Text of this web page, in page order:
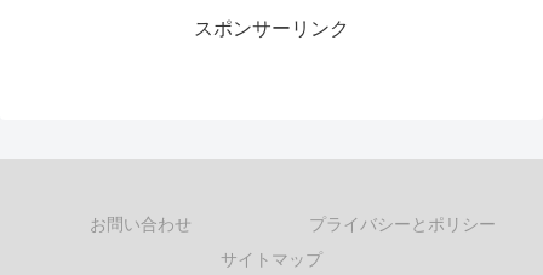
スポンサーリンク
お問い合わせ
プライバシーとポリシー
サイトマップ